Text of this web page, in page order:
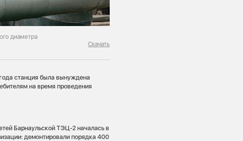
диаметра
Скачать
станция была вынуждена
на время проведения
Барнаульской ТЭЦ-2 началась в
демонтировали порядка 400